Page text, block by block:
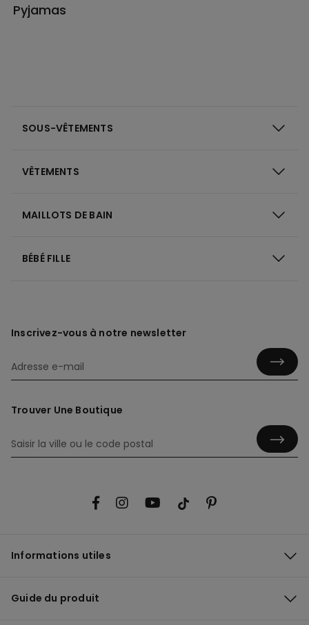
Pyjamas
SOUS-VÊTEMENTS
VÊTEMENTS
MAILLOTS DE BAIN
BÉBÉ FILLE
Inscrivez-vous à notre newsletter
Trouver Une Boutique
Informations utiles
Guide du produit